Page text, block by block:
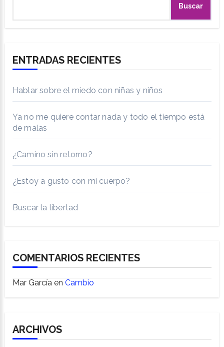
Buscar
ENTRADAS RECIENTES
Hablar sobre el miedo con niñas y niños
Ya no me quiere contar nada y todo el tiempo está
de malas
¿Camino sin retorno?
¿Estoy a gusto con mi cuerpo?
Buscar la libertad
COMENTARIOS RECIENTES
Mar Garcíaen Cambio
ARCHIVOS